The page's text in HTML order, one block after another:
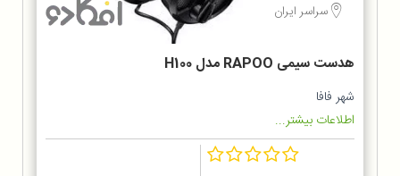
سراسر ایران
هدست سیمی RAPOO مدل H100
شهر فافا
اطلاعات بیشتر...